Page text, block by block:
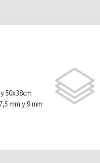
50x38cm
mm y 9 mm